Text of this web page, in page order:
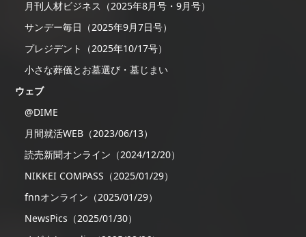
月刊人材ビジネス（2025年8月号・9月号）
サンデー毎日（2025年9月7日号）
プレジデント（2025年10/17号）
小さな葬儀とお墓選び・墓じまい
ウェブ
@DIME
月間就活WEB（2023/06/13）
読売新聞オンライン（2024/12/20）
NIKKEI COMPASS（2025/01/29）
fnnオンライン（2025/01/29）
NewsPics（2025/01/30）